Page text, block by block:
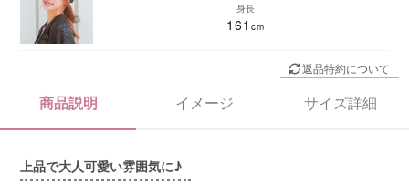
身長
161
返品特約について
商品説明 イメージ サイズ詳細
上品で大人可愛い雰囲気に♪